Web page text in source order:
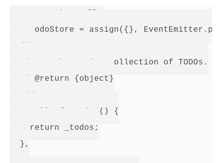
var TodoStore = assign({},
   * Get the entire collection of TODOs.
   * @return {object}
  getAll: function() {
    return _todos;
  },